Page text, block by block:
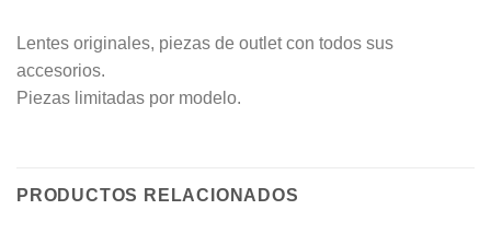
Lentes originales, piezas de outlet con todos sus
accesorios.
Piezas limitadas por modelo.
PRODUCTOS RELACIONADOS